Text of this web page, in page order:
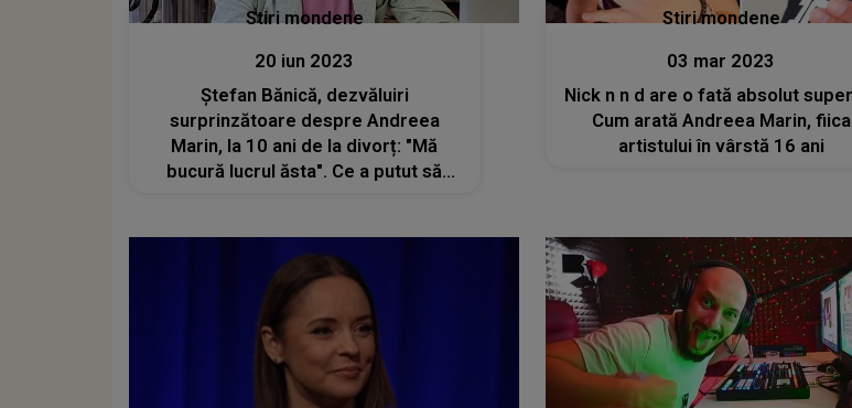
Stiri mondene
20 iun 2023
Ștefan Bănică, dezvăluiri
surprinzătoare despre Andreea
Marin, la 10 ani de la divorț: "Mă
bucură lucrul ăsta". Ce a putut să
Stiri mondene
03 mar 2023
Nick n n d are o fată absolut superbă!
Cum arată Andreea Marin, fiica
artistului în vârstă 16 ani